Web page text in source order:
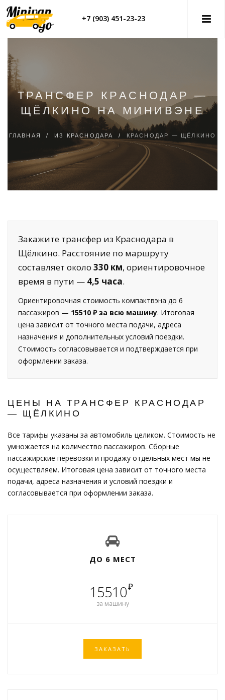
+7 (903) 451-23-23
ТРАНСФЕР КРАСНОДАР —
ЩЁЛКИНО НА МИНИВЭНЕ
ГЛАВНАЯ / ИЗ КРАСНОДАРА / КРАСНОДАР — ЩЁЛКИНО
Закажите трансфер из Краснодара в
Щёлкино. Расстояние по маршруту
составляет около 330 км, ориентировочное
время в пути — 4,5 часа.
Ориентировочная стоимость компактвэна до 6
пассажиров — 15510 ₽ за всю машину. Итоговая
цена зависит от точного места подачи, адреса
назначения и дополнительных условий поездки.
Стоимость согласовывается и подтверждается при
оформлении заказа.
ЦЕНЫ НА ТРАНСФЕР КРАСНОДАР
— ЩЁЛКИНО
Все тарифы указаны за автомобиль целиком. Стоимость не
умножается на количество пассажиров. Сборные
пассажирские перевозки и продажу отдельных мест мы не
осуществляем. Итоговая цена зависит от точного места
подачи, адреса назначения и условий поездки и
согласовывается при оформлении заказа.
ДО 6 МЕСТ
15510₽
за машину
ЗАКАЗАТЬ